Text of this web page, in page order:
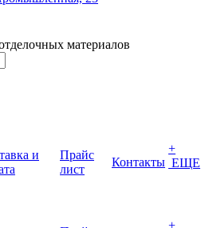
материалов
и
Прайс
лист
Контакты
+
ЕЩЕ
+